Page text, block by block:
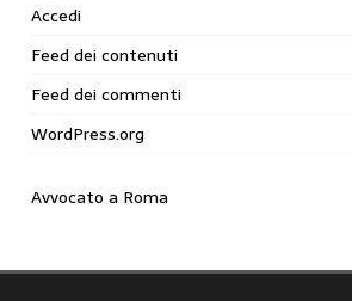
Accedi
Feed dei contenuti
Feed dei commenti
WordPress.org
Avvocato a Roma